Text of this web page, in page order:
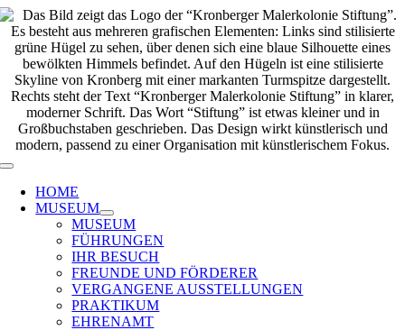
Zum
Inhalt
springen
Toggle
Navigation
HOME
MUSEUM
MUSEUM
FÜHRUNGEN
IHR BESUCH
FREUNDE UND FÖRDERER
VERGANGENE AUSSTELLUNGEN
PRAKTIKUM
EHRENAMT